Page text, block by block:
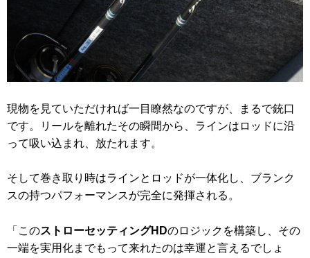
現物を見ていただければ一目瞭然なのですが、まるで銃口
です。リールを離れたその瞬間から、ラインはロッドに沿
って吸い込まれ、放たれます。
そして巻き取り時はラインとロッドが一体化し、ブランク
スの持つパフォーマンスが完全に発揮される。
「このストローセッティングHDのロジックを構築し、その
一端を実用化までもって来れたのは幸運と言えるでしょ